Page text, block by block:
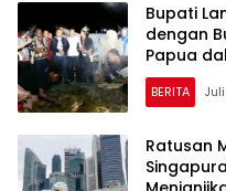
Bupati
dengan
Papua
BERITA
Ratusan